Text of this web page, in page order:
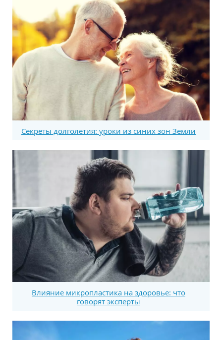
Секреты долголетия: уроки из синих зон Земли
Влияние микропластика на здоровье: что
говорят эксперты